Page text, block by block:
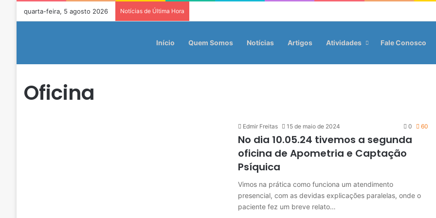
quarta-feira, 5 agosto 2026 Notícias de Última Hora
Início Quem Somos Notícias Artigos Atividades Fale Conosco
Oficina
Edmir Freitas 15 de maio de 2024 0 60
No dia 10.05.24 tivemos a segunda
oficina de Apometria e Captação
Psíquica
Vimos na prática como funciona um atendimento
presencial, com as devidas explicações paralelas, onde o
paciente fez um breve relato…